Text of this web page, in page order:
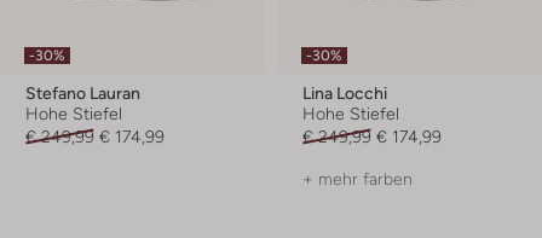
-30%
Stefano Lauran
Hohe Stiefel
€ 249,99 € 174,99
-30%
Lina Locchi
Hohe Stiefel
€ 249,99 € 174,99
+ mehr farben